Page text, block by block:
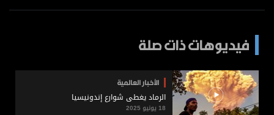
مواقيت الصلاة
الأحوال الجوية
فيديوهات ذات صلة
الأخبار العالمية
الرماد يغطي شوارع إندونيسيا
18 يونيو 2025